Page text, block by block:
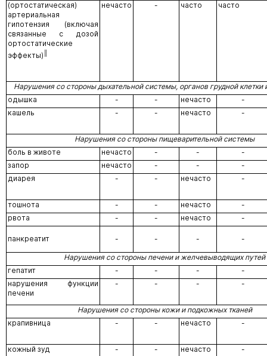
(ортостатическая)
артериальная
гипотензия (включая
связанные с дозой
ортостатические
эффекты)
нечасто - часто часто
Нарушения со стороны дыхательной системы, органов грудной клетки
одышка
- - нечасто
-
кашель
- - нечасто -
Нарушения со стороны пищеварительной системы
боль в животе
нечасто - -
-
запор
нечасто - -
-
диарея
- - нечасто -
тошнота - - нечасто
-
рвота
- - нечасто -
панкреатит - - - -
Нарушения со стороны печени и желчевыводящих путей
гепатит
- - -
-
нарушения функции
печени
- - - -
Нарушения со стороны кожи и подкожных тканей
крапивница
- - нечасто -
кожный зуд - - нечасто -